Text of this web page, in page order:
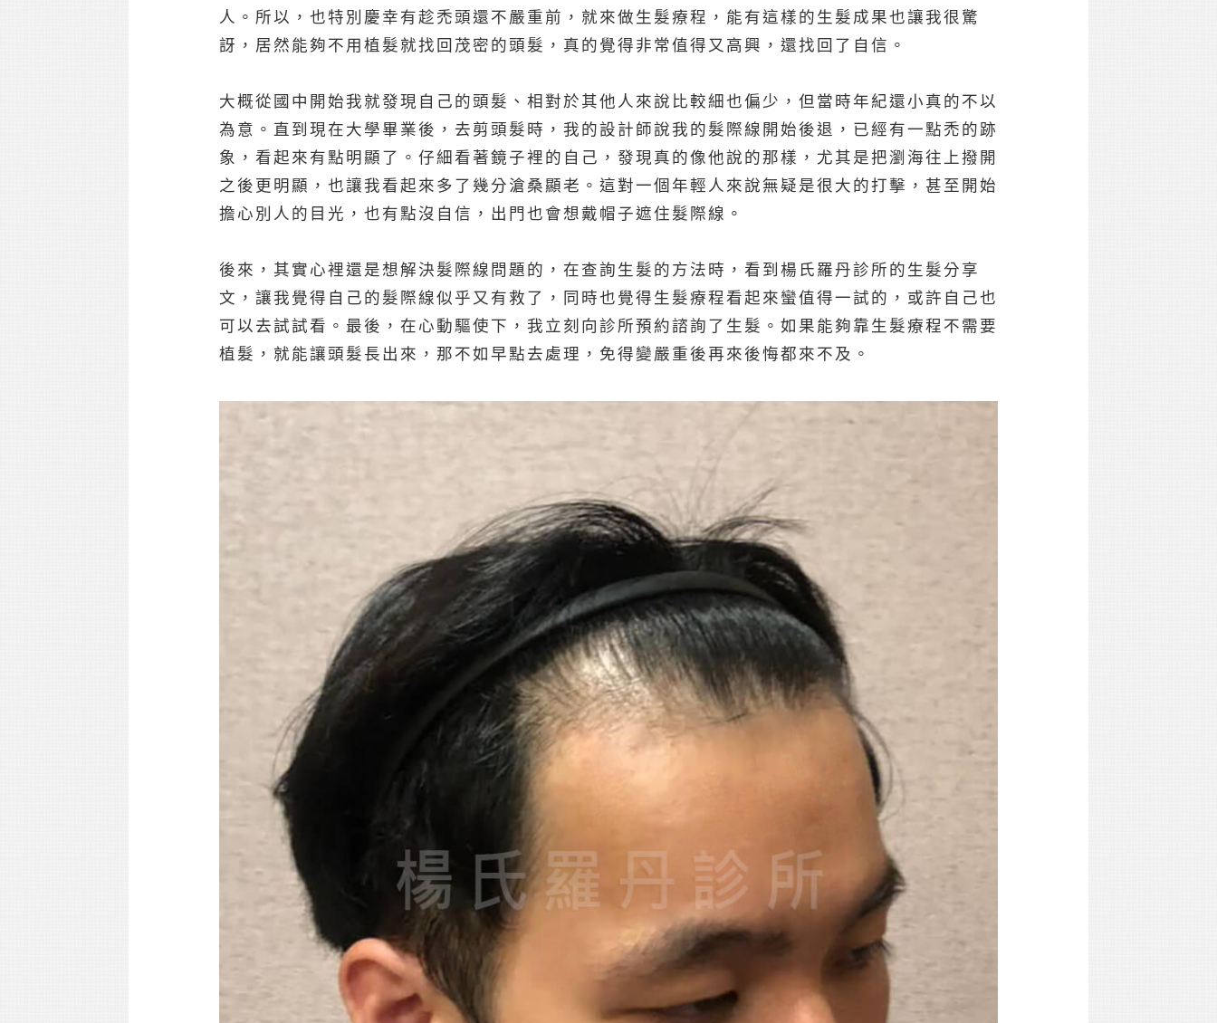
人。所以，也特別慶幸有趁禿頭還不嚴重前，就來做生髮療程，能有這樣的生髮成果也讓我很驚
訝，居然能夠不用植髮就找回茂密的頭髮，真的覺得非常值得又高興，還找回了自信。
大概從國中開始我就發現自己的頭髮、相對於其他人來說比較細也偏少，但當時年紀還小真的不以
為意。直到現在大學畢業後，去剪頭髮時，我的設計師說我的髮際線開始後退，已經有一點禿的跡
象，看起來有點明顯了。仔細看著鏡子裡的自己，發現真的像他說的那樣，尤其是把瀏海往上撥開
之後更明顯，也讓我看起來多了幾分滄桑顯老。這對一個年輕人來說無疑是很大的打擊，甚至開始
擔心別人的目光，也有點沒自信，出門也會想戴帽子遮住髮際線。
後來，其實心裡還是想解決髮際線問題的，在查詢生髮的方法時，看到楊氏羅丹診所的生髮分享
文，讓我覺得自己的髮際線似乎又有救了，同時也覺得生髮療程看起來蠻值得一試的，或許自己也
可以去試試看。最後，在心動驅使下，我立刻向診所預約諮詢了生髮。如果能夠靠生髮療程不需要
植髮，就能讓頭髮長出來，那不如早點去處理，免得變嚴重後再來後悔都來不及。